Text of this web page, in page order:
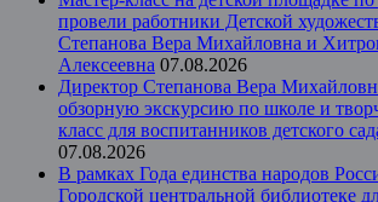
провели работники Детской
Степанова Вера Михайловна и
Алексеевна 07.08.2026
Директор Степанова Вера
обзорную экскурсию по школе и
класс для воспитанников детского
07.08.2026
В рамках Года единства народов
Городской центральной библиотеке